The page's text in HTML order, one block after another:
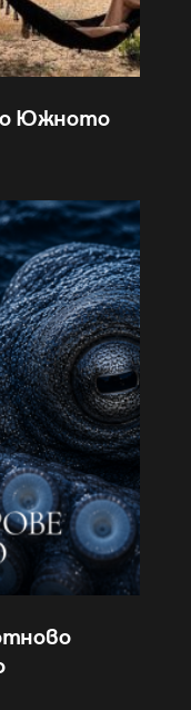
Южното